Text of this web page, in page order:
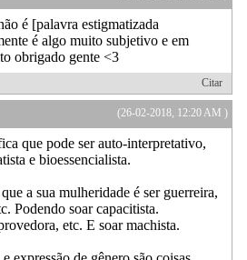
é [palavra estigmatizada
é algo muito subjetivo e em
obrigado gente <3
Citar
(26-02-2018, 12:20 AM )
que pode ser auto-interpretativo,
e bioessencialista.
a sua mulheridade é ser guerreira,
Podendo soar capacitista.
etc. E soar machista.